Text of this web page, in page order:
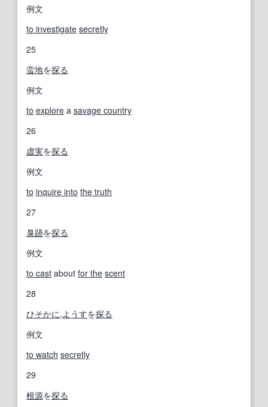
例文
to investigate secretly
25
蛮地を探る
例文
to explore a savage country
26
虚実を探る
例文
to inquire into the truth
27
臭跡を探る
例文
to cast about for the scent
28
ひそかに,ようすを探る
例文
to watch secretly
29
根源を探る